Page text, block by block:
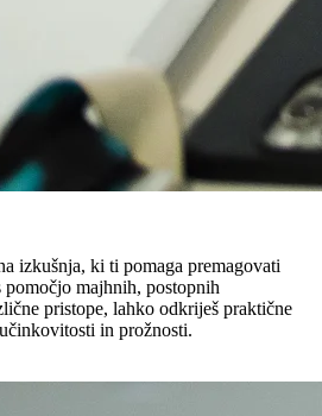
izkušnja, ki ti pomaga premagovati
pomočjo majhnih, postopnih
pristope, lahko odkriješ praktične
in prožnosti.